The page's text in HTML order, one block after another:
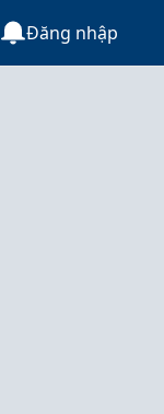
Đăng nhập